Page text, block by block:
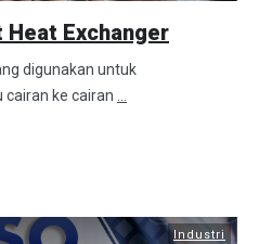
Heat Exchanger
digunakan untuk
ke cairan ...
Industri